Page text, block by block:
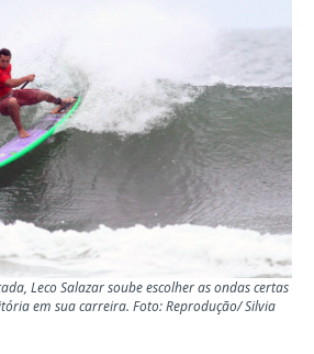
Leco Salazar soube escolher as ondas certas
em sua carreira. Foto: Reprodução/ Silvia